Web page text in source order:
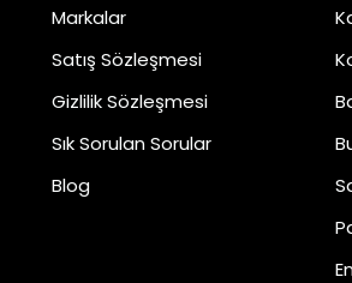
Markalar
Satış Sözleşmesi
Gizlilik Sözleşmesi
Sık Sorulan Sorular
Blog